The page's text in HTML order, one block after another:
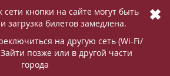
сети кнопки на сайте могут быть
загрузка билетов замедлена.
на другую сеть (Wi-Fi/
позже или в другой части
города
✖